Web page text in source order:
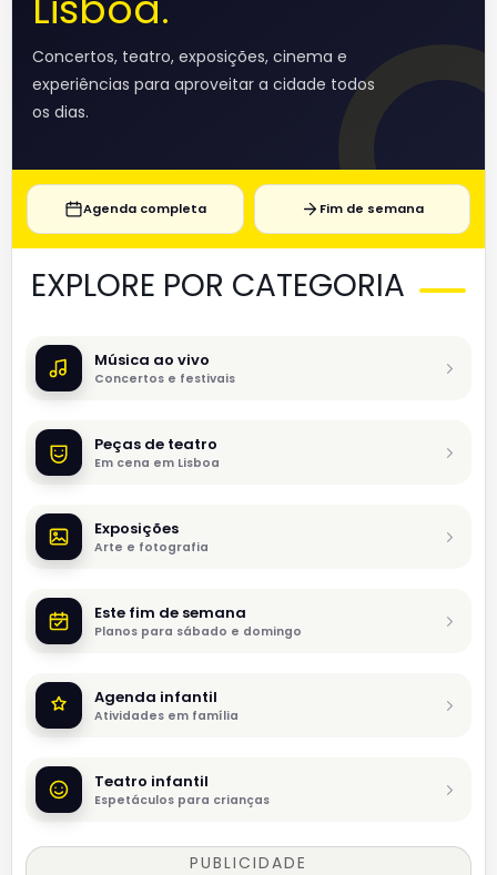
Concertos, teatro, exposições, cinema e
experiências para aproveitar a cidade todos
os dias.
Agenda completa Fim de semana
EXPLORE POR CATEGORIA
Música ao vivo
Concertos e festivais
Peças de teatro
Em cena em Lisboa
Exposições
Arte e fotografia
Este fim de semana
Planos para sábado e domingo
Agenda infantil
Atividades em família
Teatro infantil
Espetáculos para crianças
PUBLICIDADE